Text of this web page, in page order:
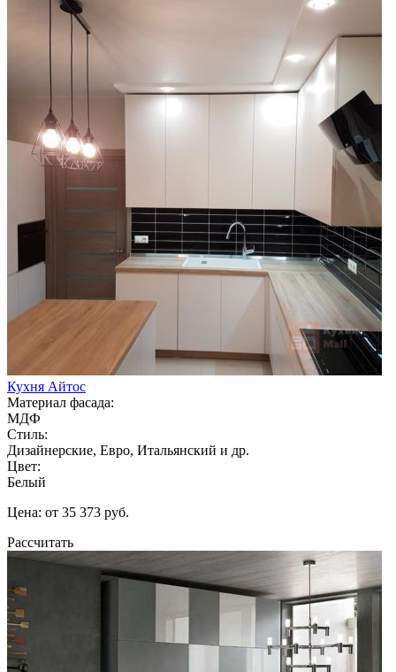
Кухня Айтос
Материал фасада:
МДФ
Стиль:
Дизайнерские, Евро, Итальянский и др.
Цвет:
Белый
Цена: от 35 373 руб.
Рассчитать